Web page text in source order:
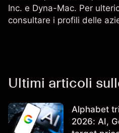
Inc. e Dyna-Mac. Per
consultare i profili delle
Ultimi articoli
Alphabet
2026: AI,